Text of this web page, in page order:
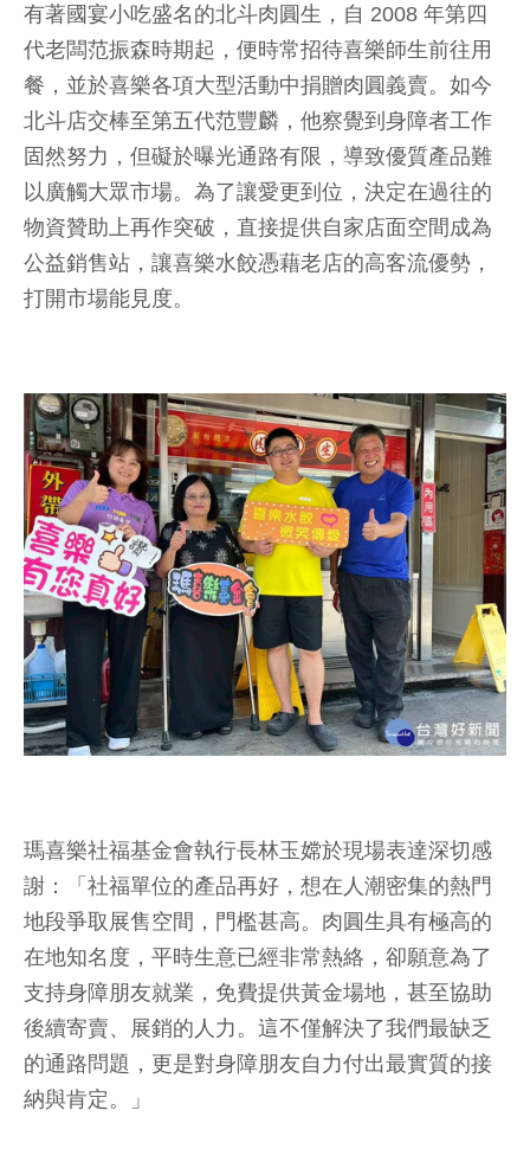
有著國宴小吃盛名的北斗肉圓生，自 2008 年第四
代老闆范振森時期起，便時常招待喜樂師生前往用
餐，並於喜樂各項大型活動中捐贈肉圓義賣。如今
北斗店交棒至第五代范豐麟，他察覺到身障者工作
固然努力，但礙於曝光通路有限，導致優質產品難
以廣觸大眾市場。為了讓愛更到位，決定在過往的
物資贊助上再作突破，直接提供自家店面空間成為
公益銷售站，讓喜樂水餃憑藉老店的高客流優勢，
打開市場能見度。
瑪喜樂社福基金會執行長林玉嫦於現場表達深切感
謝：「社福單位的產品再好，想在人潮密集的熱門
地段爭取展售空間，門檻甚高。肉圓生具有極高的
在地知名度，平時生意已經非常熱絡，卻願意為了
支持身障朋友就業，免費提供黃金場地，甚至協助
後續寄賣、展銷的人力。這不僅解決了我們最缺乏
的通路問題，更是對身障朋友自力付出最實質的接
納與肯定。」